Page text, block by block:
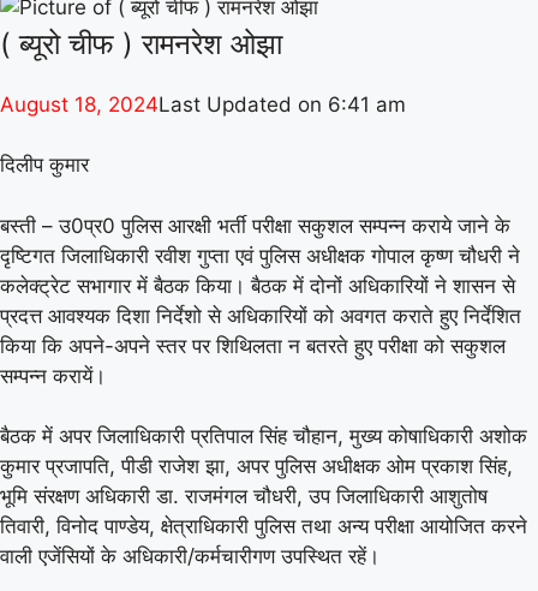
पर्यावरण अनुकूल जीवनशैली पर वैश्विक संवाद को
में जब दिखे बागपत के अमन, गर्व से भर उठा यूपी
( ब्यूरो चीफ ) रामनरेश ओझा
August 18, 2024Last Updated on 6:41 am
दिलीप कुमार
बस्ती – उ0प्र0 पुलिस आरक्षी भर्ती परीक्षा सकुशल सम्पन्न कराये जाने के
दृष्टिगत जिलाधिकारी रवीश गुप्ता एवं पुलिस अधीक्षक गोपाल कृष्ण चौधरी ने
कलेक्ट्रेट सभागार में बैठक किया। बैठक में दोनों अधिकारियों ने शासन से
प्रदत्त आवश्यक दिशा निर्देशो से अधिकारियों को अवगत कराते हुए निर्देशित
किया कि अपने-अपने स्तर पर शिथिलता न बतरते हुए परीक्षा को सकुशल
सम्पन्न करायें।
बैठक में अपर जिलाधिकारी प्रतिपाल सिंह चौहान, मुख्य कोषाधिकारी अशोक
कुमार प्रजापति, पीडी राजेश झा, अपर पुलिस अधीक्षक ओम प्रकाश सिंह,
भूमि संरक्षण अधिकारी डा. राजमंगल चौधरी, उप जिलाधिकारी आशुतोष
तिवारी, विनोद पाण्डेय, क्षेत्राधिकारी पुलिस तथा अन्य परीक्षा आयोजित करने
वाली एजेंसियों के अधिकारी/कर्मचारीगण उपस्थित रहें।